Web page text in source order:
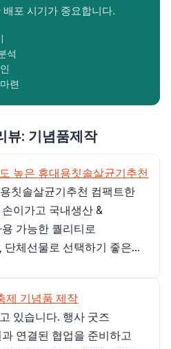
포 시기가 중요합니다.
석
련
뷰: 기념품제작
높은 휴대용칫솔살균기추천
칫솔살균기추천 컴팩트한
이가고 국내생산 &
가능한 퀄리티로
체선물로 선택하기 좋은...
제 기념품 제작
있습니다. 행사 굿즈
연결된 협업을 준비하고